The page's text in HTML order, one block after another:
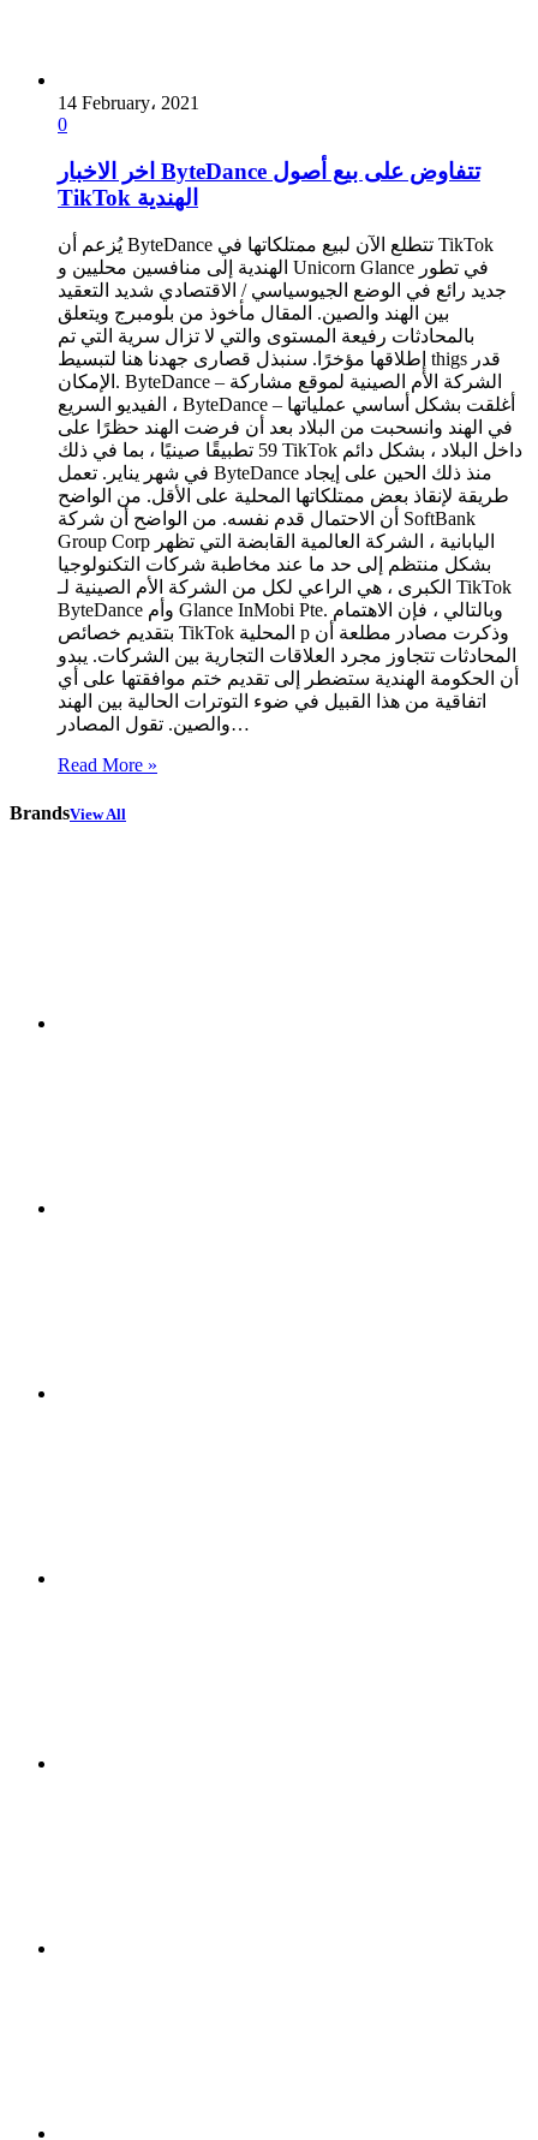
14 February، 2021
0
اخر الاخبار ByteDance تتفاوض على بيع أصول
TikTok الهندية
يُزعم أن ByteDance تتطلع الآن لبيع ممتلكاتها في TikTok
الهندية إلى منافسين محليين و Unicorn Glance في تطور
جديد رائع في الوضع الجيوسياسي / الاقتصادي شديد التعقيد
بين الهند والصين. المقال مأخوذ من بلومبرج ويتعلق
بالمحادثات رفيعة المستوى والتي لا تزال سرية التي تم
إطلاقها مؤخرًا. سنبذل قصارى جهدنا هنا لتبسيط thigs قدر
الإمكان. ByteDance – الشركة الأم الصينية لموقع مشاركة
الفيديو السريع ، ByteDance – أغلقت بشكل أساسي عملياتها
في الهند وانسحبت من البلاد بعد أن فرضت الهند حظرًا على
59 تطبيقًا صينيًا ، بما في ذلك TikTok داخل البلاد ، بشكل دائم
في شهر يناير. تعمل ByteDance منذ ذلك الحين على إيجاد
طريقة لإنقاذ بعض ممتلكاتها المحلية على الأقل. من الواضح
أن الاحتمال قدم نفسه. من الواضح أن شركة SoftBank
Group Corp اليابانية ، الشركة العالمية القابضة التي تظهر
بشكل منتظم إلى حد ما عند مخاطبة شركات التكنولوجيا
الكبرى ، هي الراعي لكل من الشركة الأم الصينية لـ TikTok
ByteDance وأم Glance InMobi Pte. وبالتالي ، فإن الاهتمام
بتقديم خصائص TikTok المحلية p وذكرت مصادر مطلعة أن
المحادثات تتجاوز مجرد العلاقات التجارية بين الشركات. يبدو
أن الحكومة الهندية ستضطر إلى تقديم ختم موافقتها على أي
اتفاقية من هذا القبيل في ضوء التوترات الحالية بين الهند
والصين. تقول المصادر…
Read More »
BrandsView All